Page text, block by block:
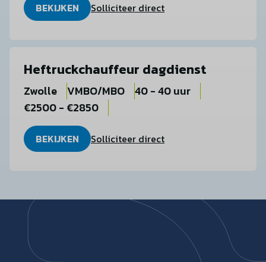
BEKIJKEN Solliciteer direct
Heftruckchauffeur dagdienst
Zwolle VMBO/MBO
40 - 40 uur
€2500 - €2850
BEKIJKEN Solliciteer direct